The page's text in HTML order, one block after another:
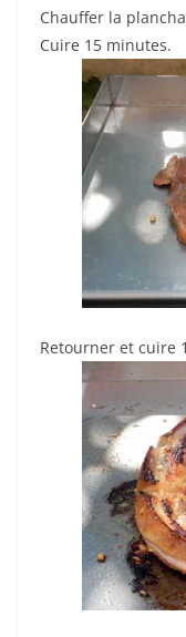
Chauffer la
Cuire 15 minutes.
Retourner et cuire